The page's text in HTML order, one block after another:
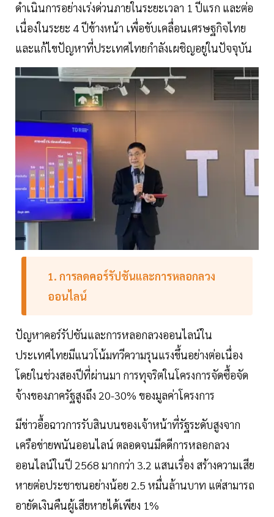
ดำเนินการอย่างเร่งด่วนภายในระยะเวลา 1 ปีแรก และต่อ
เนื่องในระยะ 4 ปีข้างหน้า เพื่อขับเคลื่อนเศรษฐกิจไทย
และแก้ไขปัญหาที่ประเทศไทยกำลังเผชิญอยู่ในปัจจุบัน
1. การลดคอร์รัปชันและการหลอกลวง
ออนไลน์
ปัญหาคอร์รัปชันและการหลอกลวงออนไลน์ใน
ประเทศไทยมีแนวโน้มทวีความรุนแรงขึ้นอย่างต่อเนื่อง
โดยในช่วงสองปีที่ผ่านมา การทุจริตในโครงการจัดซื้อจัด
จ้างของภาครัฐสูงถึง 20-30% ของมูลค่าโครงการ
มีข่าวอื้อฉาวการรับสินบนของเจ้าหน้าที่รัฐระดับสูงจาก
เครือข่ายพนันออนไลน์ ตลอดจนมีคดีการหลอกลวง
ออนไลน์ในปี 2568 มากกว่า 3.2 แสนเรื่อง สร้างความเสีย
หายต่อประชาชนอย่างน้อย 2.5 หมื่นล้านบาท แต่สามารถ
อายัดเงินคืนผู้เสียหายได้เพียง 1%